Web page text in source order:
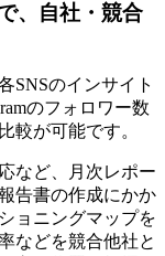
、自社・競合
SNSのインサイト
のフォロワー数
較が可能です。
など、月次レポー
告書の作成にかか
ョニングマップを
などを競合他社と